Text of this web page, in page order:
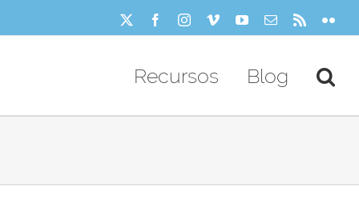
FacebookInstagram
VimeoYouTube
Correo Rss
Recursos Blog